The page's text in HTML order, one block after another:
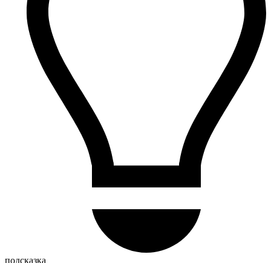
подсказка